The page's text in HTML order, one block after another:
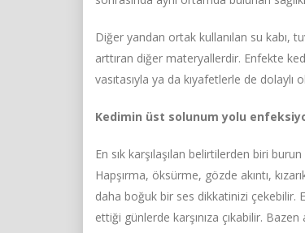
Diğer yandan ortak kullanılan su kabı,
arttıran diğer materyallerdir. Enfekte
vasıtasıyla ya da kıyafetlerle de dolaylı
Kedimin üst solunum yolu
En sık karşılaşılan belirtilerden biri
Hapşırma, öksürme, gözde akıntı,
daha boğuk bir ses dikkatinizi çekebilir.
ettiği günlerde karşınıza çıkabilir.